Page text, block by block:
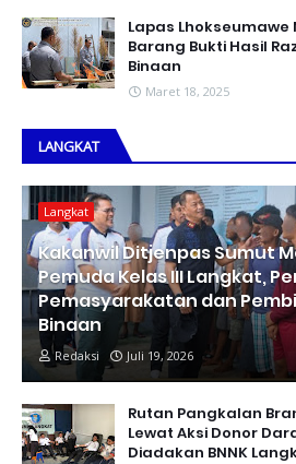
Lapas
Barang Bukti Hasil
Binaan
Maret 18, 2025
LANGKAT
Langkat
Kakanwil Ditjenpas Sumut
Pemuda Kelas III Langkat,
Pemasyarakatan dan
Binaan
Redaksi Juli 19, 2026
Rutan Pangkalan
Lewat Aksi Donor
Diadakan BNNK